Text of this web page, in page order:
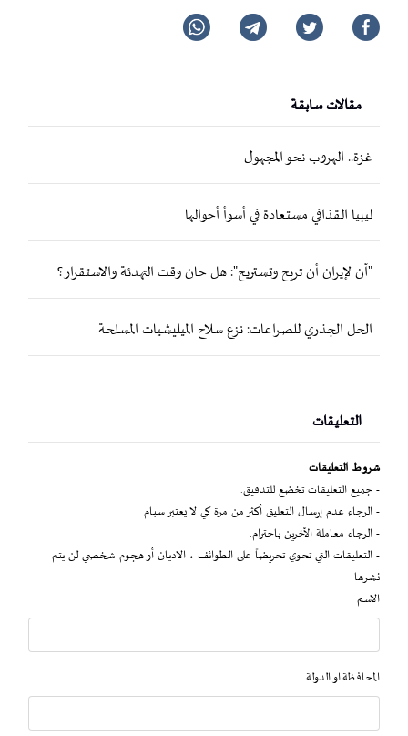
مقالات سابقة
غزة.. الهروب نحو المجهول
ليبيا القذافي مستعادة في أسوأ أحوالها
"آن لإيران أن تريح وتستريح": هل حان وقت التهدئة والاستقرار؟
الحل الجذري للصراعات: نزع سلاح الميليشيات المسلحة
التعليقات
شروط التعليقات
- جميع التعليقات تخضع للتدقيق.
- الرجاء عدم إرسال التعليق أكثر من مرة كي لا يعتبر سبام
- الرجاء معاملة الآخرين باحترام.
- التعليقات التي تحوي تحريضاً على الطوائف ، الاديان أو هجوم شخصي لن يتم
نشرها
الاسم
المحافظة او الدولة